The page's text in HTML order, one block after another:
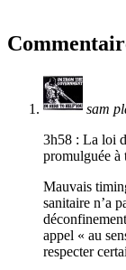
sam
3h58 : La loi
promulguée à
Mauvais
sanitaire n’a
appel « au
respecter